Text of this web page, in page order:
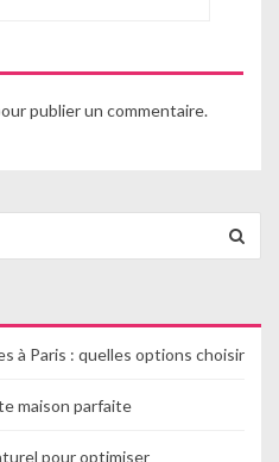
publier un commentaire.
à Paris : quelles options choisir
maison parfaite
pour optimiser